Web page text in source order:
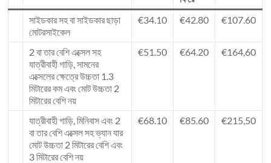
সাইডকার সহ বা সাইডকার ছাড়া
মোটরসাইকেল
€34.10 €42.80 €107.60
2 বা তার বেশি এক্সেল সহ
যাত্রীবাহী গাড়ি, সামনের
এক্সেলের ক্ষেত্রে উচ্চতা 1.3
মিটারের কম এবং মোট উচ্চতা 2
মিটারের বেশি নয়
€51.50 €64.20 €164,60
যাত্রীবাহী গাড়ি, মিনিবাস এবং 2
বা তার বেশি এক্সেল সহ ভ্যান যার
মোট উচ্চতা 2 মিটারের বেশি এবং
3 মিটারের বেশি নয়
€68.10 €85.60 €215,50